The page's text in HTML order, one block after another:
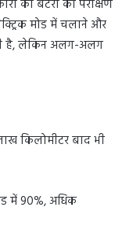
की बैटरी का परीक्षण
मोड में चलाने और
है, लेकिन अलग-अलग
किलोमीटर बाद भी
में 90%, अधिक